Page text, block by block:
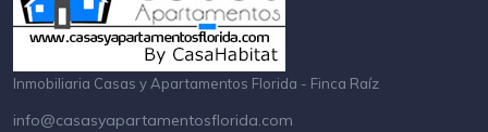
Inmobiliaria Casas y Apartamentos Florida - Finca Raíz
info@casasyapartamentosflorida.com